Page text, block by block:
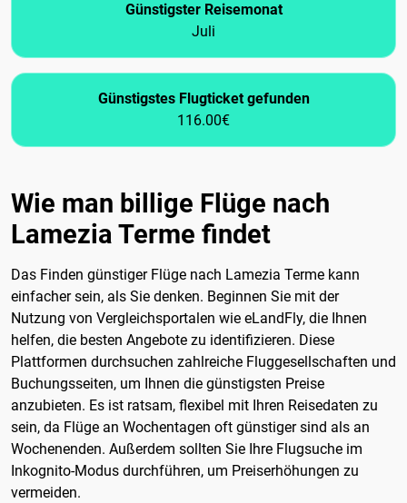
Günstigster Reisemonat
Juli
Günstigstes Flugticket gefunden
116.00€
Wie man billige Flüge nach
Lamezia Terme findet
Das Finden günstiger Flüge nach Lamezia Terme kann
einfacher sein, als Sie denken. Beginnen Sie mit der
Nutzung von Vergleichsportalen wie eLandFly, die Ihnen
helfen, die besten Angebote zu identifizieren. Diese
Plattformen durchsuchen zahlreiche Fluggesellschaften und
Buchungsseiten, um Ihnen die günstigsten Preise
anzubieten. Es ist ratsam, flexibel mit Ihren Reisedaten zu
sein, da Flüge an Wochentagen oft günstiger sind als an
Wochenenden. Außerdem sollten Sie Ihre Flugsuche im
Inkognito-Modus durchführen, um Preiserhöhungen zu
vermeiden.